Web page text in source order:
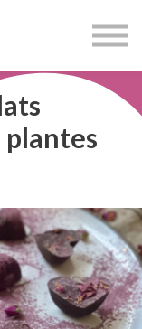
plantes